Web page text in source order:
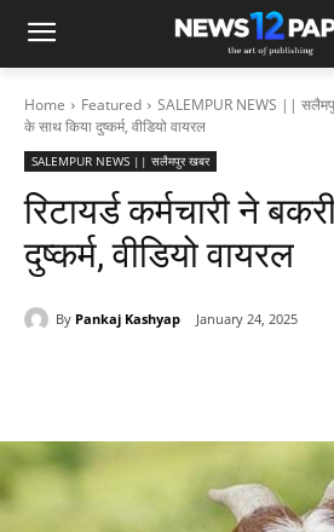
Home Featured SALEMPUR NEWS ||
के साथ किया दुष्कर्म, वीडियो वायरल
SALEMPUR NEWS || सलैमपुर खबर
रिटायर्ड कर्मचारी ने
दुष्कर्म, वीडियो वायरल
By Pankaj Kashyap January 24, 2025